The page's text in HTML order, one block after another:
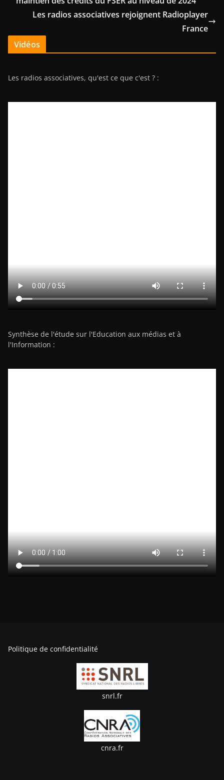
Les radios associatives rejoignent Radioplayer
France
Vidéos
Les radios associatives, qu'est ce que c'est ? :
Synthèse de l'étude sur l'Education aux médias et à
l'Information :
Politique de confidentialité
snrl.fr
cnra.fr